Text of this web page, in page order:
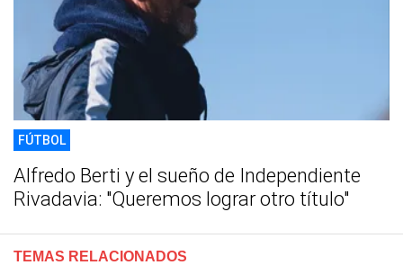
FÚTBOL
Alfredo Berti y el sueño de Independiente
Rivadavia: "Queremos lograr otro título"
TEMAS RELACIONADOS